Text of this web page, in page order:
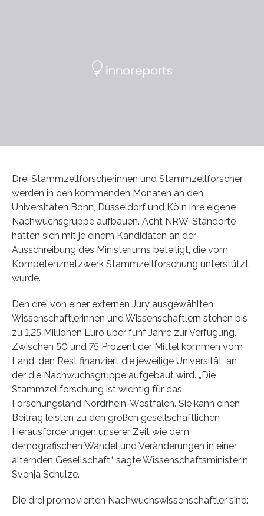
Drei Stammzellforscherinnen und Stammzellforscher
werden in den kommenden Monaten an den
Universitäten Bonn, Düsseldorf und Köln ihre eigene
Nachwuchsgruppe aufbauen. Acht NRW-Standorte
hatten sich mit je einem Kandidaten an der
Ausschreibung des Ministeriums beteiligt, die vom
Kompetenznetzwerk Stammzellforschung unterstützt
wurde.
Den drei von einer externen Jury ausgewählten
Wissenschaftlerinnen und Wissenschaftlern stehen bis
zu 1,25 Millionen Euro über fünf Jahre zur Verfügung.
Zwischen 50 und 75 Prozent der Mittel kommen vom
Land, den Rest finanziert die jeweilige Universität, an
der die Nachwuchsgruppe aufgebaut wird. „Die
Stammzellforschung ist wichtig für das
Forschungsland Nordrhein-Westfalen. Sie kann einen
Beitrag leisten zu den großen gesellschaftlichen
Herausforderungen unserer Zeit wie dem
demografischen Wandel und Veränderungen in einer
alternden Gesellschaft“, sagte Wissenschaftsministerin
Svenja Schulze.
Die drei promovierten Nachwuchswissenschaftler sind: